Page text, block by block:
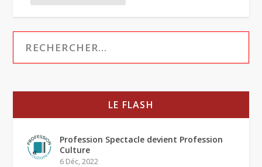
LE FLASH
Profession Spectacle devient Profession
Culture
6 Déc, 2022